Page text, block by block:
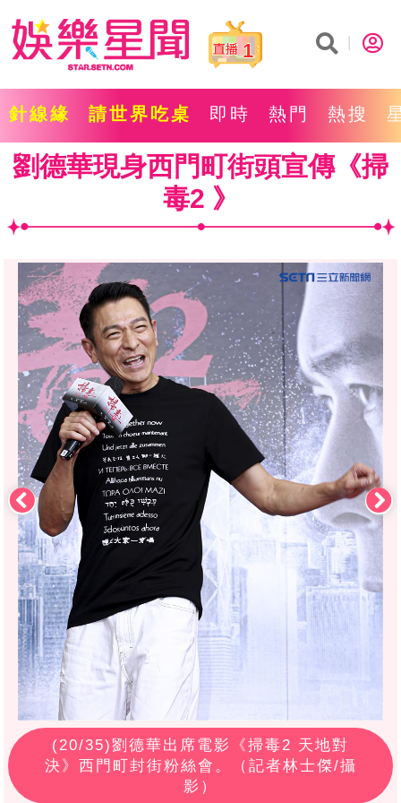
1
針線緣 請世界吃桌 即時 熱門 熱搜
劉德華現身西門町街頭宣傳《掃
毒2 》
(20/35)劉德華出席電影《掃毒2 天地對
決》西門町封街粉絲會。（記者林士傑/攝
影）